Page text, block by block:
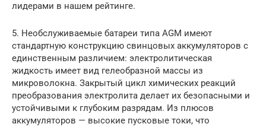
лидерами в нашем рейтинге.
5. Необслуживаемые батареи типа АGM имеют
стандартную конструкцию свинцовых аккумуляторов с
единственным различием: электролитическая
жидкость имеет вид гелеобразной массы из
микроволокна. Закрытый цикл химических реакций
преобразования электролита делает их безопасными и
устойчивыми к глубоким разрядам. Из плюсов
аккумуляторов — высокие пусковые токи, что